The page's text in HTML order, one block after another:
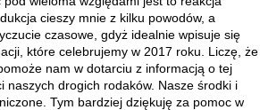
cieszy mnie z kilku powodów, a
czasowe, gdyż idealnie wpisuje się
które celebrujemy w 2017 roku. Liczę, że
nam w dotarciu z informacją o tej
naszych drogich rodaków. Nasze środki i
Tym bardziej dziękuję za pomoc w